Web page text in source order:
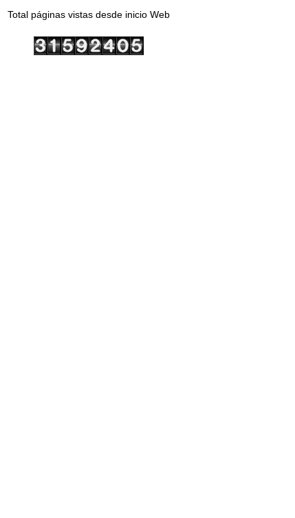
Total páginas vistas desde inicio Web